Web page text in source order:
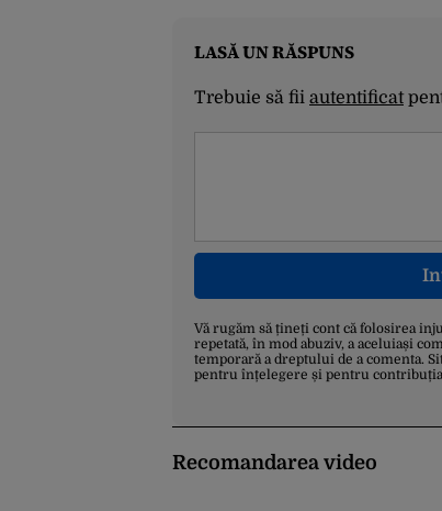
LASĂ UN RĂSPUNS
Trebuie să fii autentificat
Vă rugăm să țineți cont că folosirea
repetată, în mod abuziv, a aceluiași
temporară a dreptului de a comenta.
pentru înțelegere și pentru contribuția
Recomandarea video